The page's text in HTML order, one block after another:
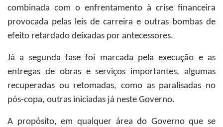
combinada com o enfrentamento à crise financeira
provocada pelas leis de carreira e outras bombas de
efeito retardado deixadas por antecessores.
Já a segunda fase foi marcada pela execução e as
entregas de obras e serviços importantes, algumas
recuperadas ou retomadas, como as paralisadas no
pós-copa, outras iniciadas já neste Governo.
A propósito, em qualquer área do Governo que se